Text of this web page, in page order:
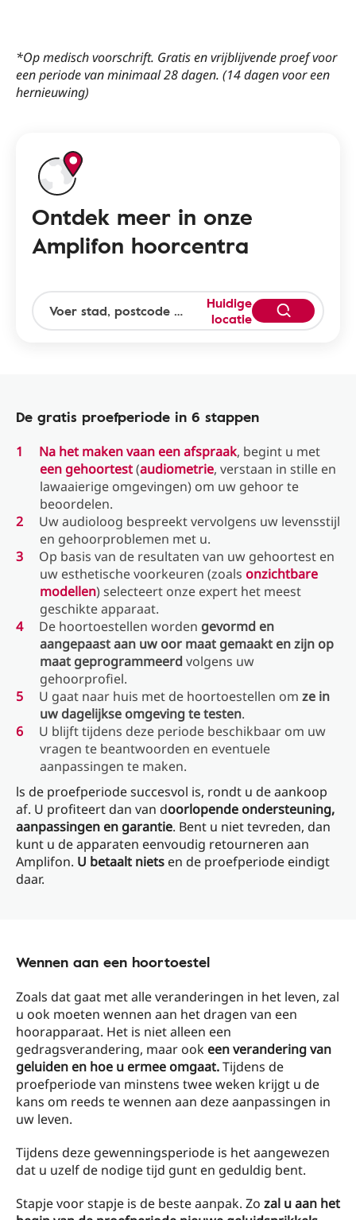
*Op medisch voorschrift. Gratis en vrijblijvende proef voor
een periode van minimaal 28 dagen. (14 dagen voor een
hernieuwing)
Ontdek meer in onze
Amplifon hoorcentra
Huidige
locatie
De gratis proefperiode in 6 stappen
Na het maken vaan een afspraak, begint u met
een gehoortest(audiometrie, verstaan ​​in stille en
lawaaierige omgevingen) om uw gehoor te
beoordelen.
Uw audioloog bespreekt vervolgens uw levensstijl
en gehoorproblemen met u.
Op basis van de resultaten van uw gehoortest en
uw esthetische voorkeuren (zoals onzichtbare
modellen) selecteert onze expert het meest
geschikte apparaat.
De hoortoestellen worden gevormd en
aangepaast aan uw oor maat gemaakt en zijn op
maat geprogrammeerdvolgens uw
gehoorprofiel.
U gaat naar huis met de hoortoestellen om ze in
uw dagelijkse omgeving te testen.
U blijft tijdens deze periode beschikbaar om uw
vragen te beantwoorden en eventuele
aanpassingen te maken.
ls de proefperiode succesvol is, rondt u de aankoop
af. U profiteert dan van doorlopende ondersteuning,
aanpassingen en garantie. Bent u niet tevreden, dan
kunt u de apparaten eenvoudig retourneren aan
Amplifon. U betaalt niets en de proefperiode eindigt
daar.
Wennen aan een hoortoestel
Zoals dat gaat met alle veranderingen in het leven, zal
u ook moeten wennen aan het dragen van een
hoorapparaat. Het is niet alleen een
gedragsverandering, maar ook een verandering van
geluiden en hoe u ermee omgaat.Tijdens de
proefperiode van minstens twee weken krijgt u de
kans om reeds te wennen aan deze aanpassingen in
uw leven.
Tijdens deze gewenningsperiode is het aangewezen
dat u uzelf de nodige tijd gunt en geduldig bent.
Stapje voor stapje is de beste aanpak. Zo zal u aan het